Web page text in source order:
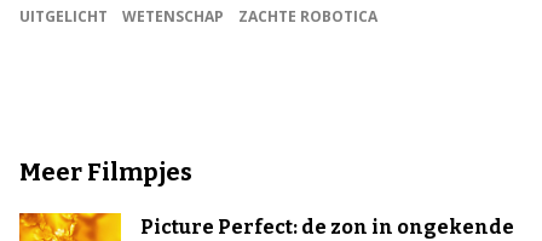
UITGELICHT
WETENSCHAP ZACHTE ROBOTICA
Meer Filmpjes
Picture Perfect: de zon in ongekende